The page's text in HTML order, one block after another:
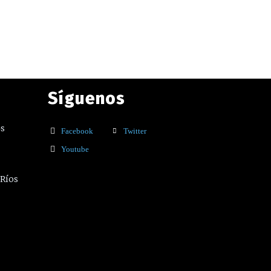
Síguenos
Facebook
Twitter
Youtube